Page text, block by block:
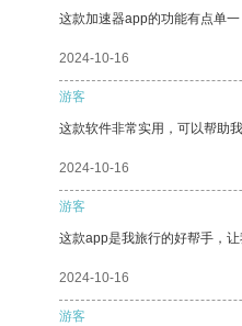
这款加速器app的功能有点单
2024-10-16
游客
这款软件非常实用，可以帮助
2024-10-16
游客
这款app是我旅行的好帮手，
2024-10-16
游客